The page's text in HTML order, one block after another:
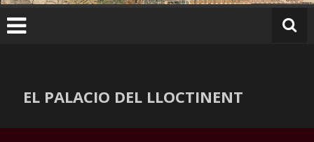
EL PALACIO DEL LLOCTINENT